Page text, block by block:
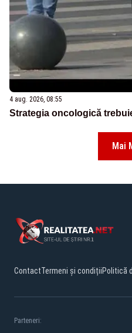
4 aug. 2026, 08:55
Strategia oncologică
Mai
ContactTermeni și condițiiPolitică
Parteneri: